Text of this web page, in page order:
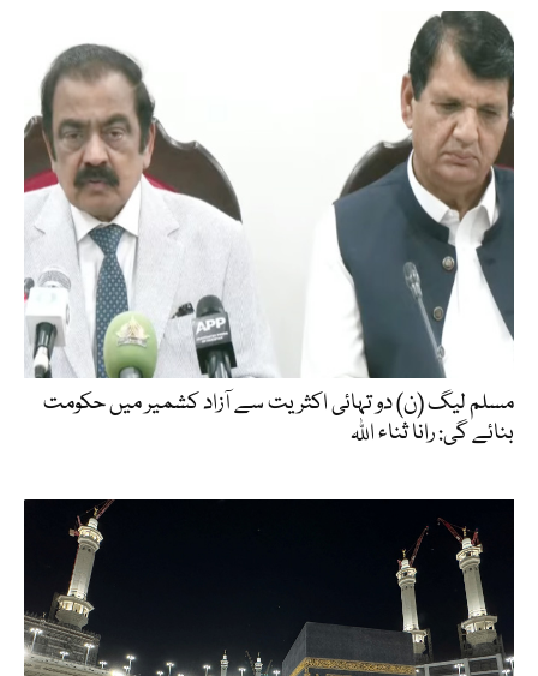
مسلم لیگ (ن) دو تہائی اکثریت سے آزاد کشمیر میں حکومت
بنائے گی: رانا ثناء اللہ